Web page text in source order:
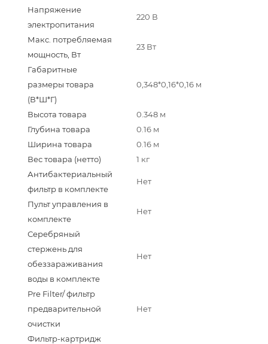
Напряжение
электропитания
220 В
Макс. потребляемая
мощность, Вт
23 Вт
Габаритные
размеры товара
(В*Ш*Г)
0,348*0,16*0,16 м
Высота товара
0.348 м
Глубина товара
0.16 м
Ширина товара
0.16 м
Вес товара (нетто)
1 кг
Антибактериальный
фильтр в комплекте
Нет
Пульт управления в
комплекте
Нет
Серебряный
стержень для
обеззараживания
воды в комплекте
Нет
Pre Filter/ фильтр
предварительной
очистки
Нет
Фильтр-картридж